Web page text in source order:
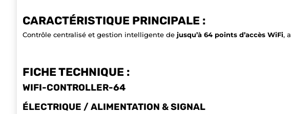
CARACTÉRISTIQUE PRINCIPALE :
Contrôle centralisé et gestion intelligente de jusqu’à 64 points d’accès WiFi,
FICHE TECHNIQUE :
WIFI-CONTROLLER-64
ÉLECTRIQUE / ALIMENTATION & SIGNAL